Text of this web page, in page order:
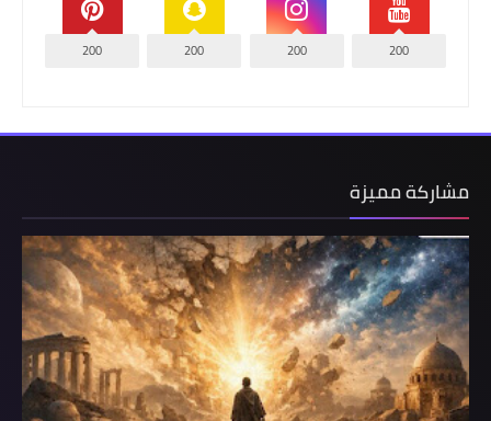
200
200
200
200
مشاركة مميزة